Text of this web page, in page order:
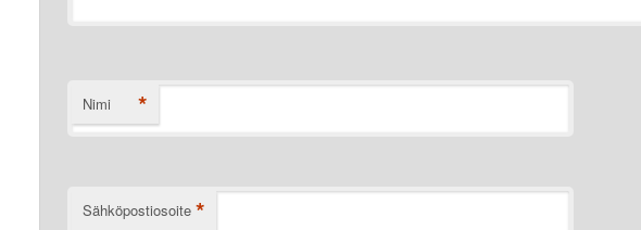
Nimi *
Sähköpostiosoite *